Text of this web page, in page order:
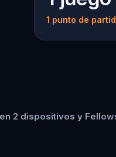
1 punto de
2 dispositivos y